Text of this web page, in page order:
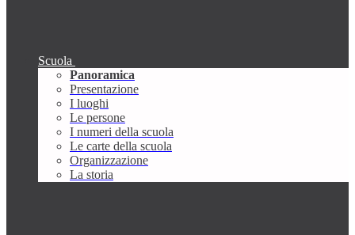
Scuola
Panoramica
Presentazione
I luoghi
Le persone
I numeri della scuola
Le carte della scuola
Organizzazione
La storia